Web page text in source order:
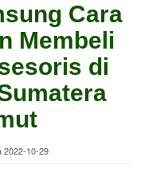
Cara
Membeli
di
2022-10-29